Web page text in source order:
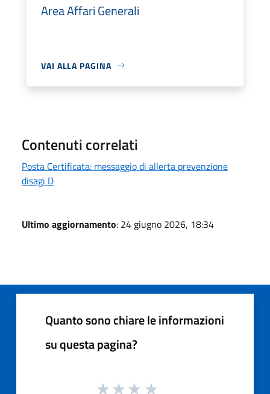
Area Affari Generali
VAI ALLA PAGINA
Contenuti correlati
Posta Certificata: messaggio di allerta prevenzione
disagi D
Ultimo aggiornamento: 24 giugno 2026, 18:34
Quanto sono chiare le informazioni
su questa pagina?